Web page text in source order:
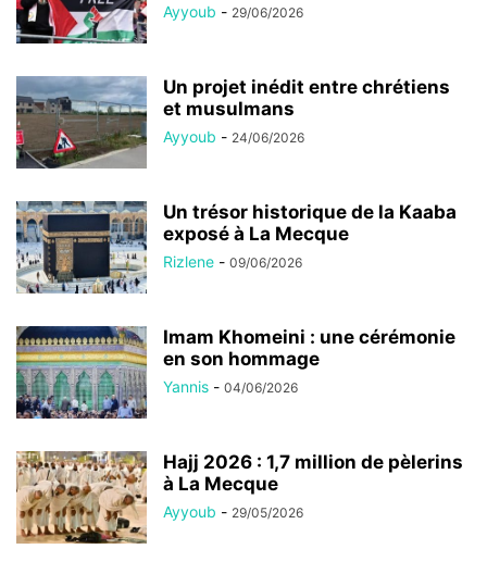
Ayyoub - 29/06/2026
Un projet inédit entre chrétiens
et musulmans
Ayyoub - 24/06/2026
Un trésor historique de la Kaaba
exposé à La Mecque
Rizlene - 09/06/2026
Imam Khomeini : une cérémonie
en son hommage
Yannis - 04/06/2026
Hajj 2026 : 1,7 million de pèlerins
à La Mecque
Ayyoub - 29/05/2026